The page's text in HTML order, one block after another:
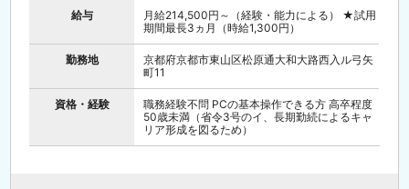
給与
月給214,500円～（経験・能力による） ★試用
期間最長3ヵ月（時給1,300円）
勤務地
京都府京都市東山区松原通大和大路西入ル弓矢
町11
資格・経験
職務経験不問 PCの基本操作できる方 高卒程度
50歳未満（省令3号のイ、長期勤続によるキャ
リア形成を図るため）